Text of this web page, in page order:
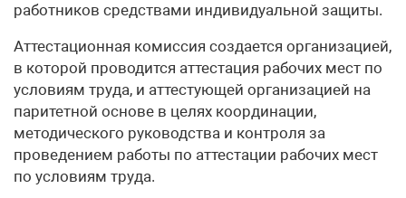
работников средствами индивидуальной защиты.
Аттестационная комиссия создается организацией,
в которой проводится аттестация рабочих мест по
условиям труда, и аттестующей организацией на
паритетной основе в целях координации,
методического руководства и контроля за
проведением работы по аттестации рабочих мест
по условиям труда.